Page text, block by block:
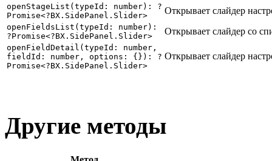
openStageList(typeId: number): ?
Promise<?BX.SidePanel.Slider>
Открывает слайдер
openFieldsList(typeId: number):
?Promise<?BX.SidePanel.Slider>
Открывает слайдер со
openFieldDetail(typeId: number,
fieldId: number, options: {}): ?
Promise<?BX.SidePanel.Slider>
Открывает слайдер
Другие методы